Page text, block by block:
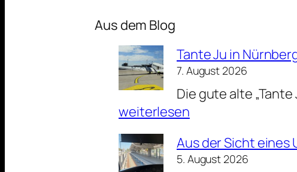
Aus dem Blog
Tante Ju in
7. August 2026
Die gute alte
weiterlesen
Aus der Sicht eines
5. August 2026